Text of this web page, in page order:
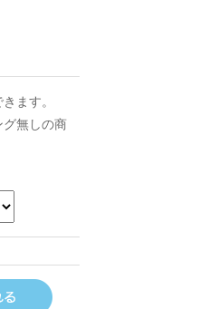
ます。
グ無しの商